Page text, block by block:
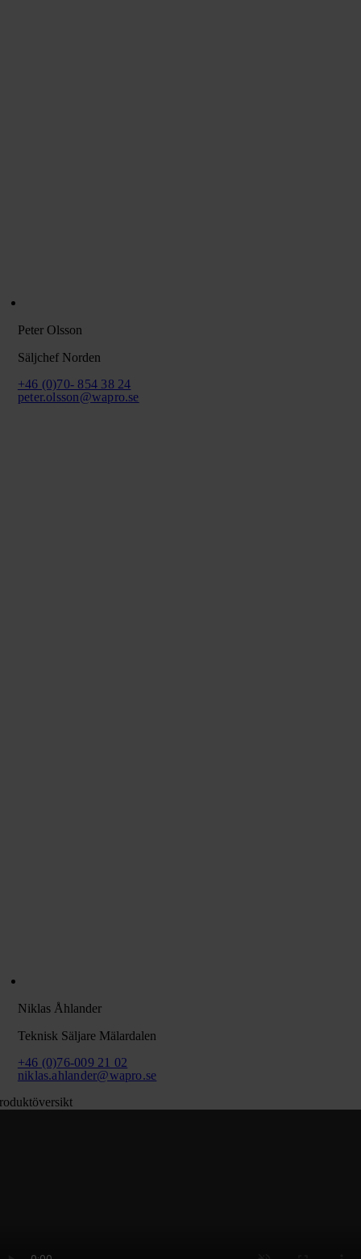
Peter Olsson
Säljchef Norden
+46 (0)70- 854 38 24
peter.olsson@wapro.se
Niklas Åhlander
Teknisk Säljare Mälardalen
+46 (0)76-009 21 02
niklas.ahlander@wapro.se